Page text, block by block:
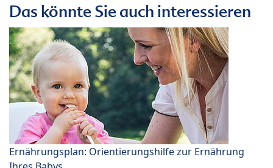
Das könnte Sie auch interessieren
Ernährungsplan: Orientierungshilfe zur Ernährung